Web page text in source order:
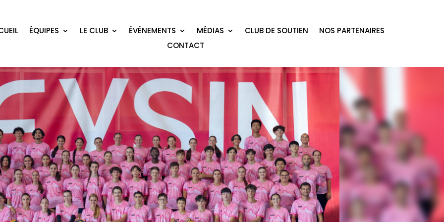
ÉQUIPES LE CLUB ÉVÉNEMENTS MÉDIAS CLUB DE SOUTIEN
NOS PARTENAIRES
CONTACT